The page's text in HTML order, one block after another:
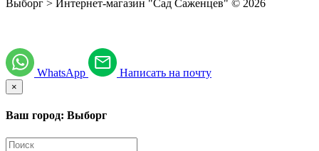
Выборг > Интернет-магазин "Сад Саженцев" © 2026
WhatsApp Написать на почту
×
Ваш город: Выборг